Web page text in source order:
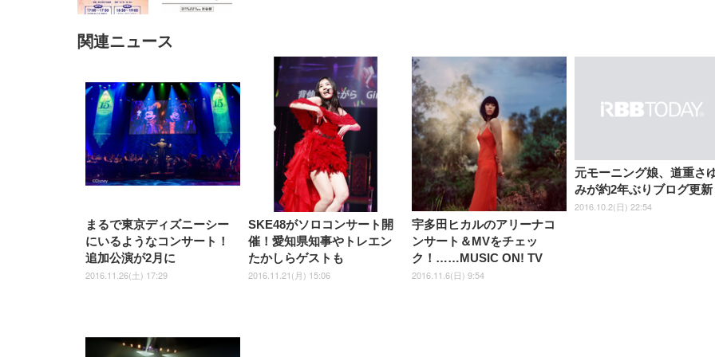
上げ式アームレスト コンパク
ト 約105度ロッキング pc 事務
椅子 360度回転 座面昇降 強化
ナイロン樹脂ベース 通気性メ
ッシュ 在宅ワーク H-
WY01(黒網+黒枠+黒足)
￥5,699
SIHOO B100 オフィスチェア
／デスクチェア メッシュチェ
ア 人間工学 疲れない ブラッ
ク
￥27,999
Sezlife オフィスチェア デスク
チェア 疲れない テレワーク
チェア 強化バックレスト 30
度ロッキング機能 人間工学 椅
子 腰サポート 90度跳ね上げ
式アームレスト 3Dヘッドレス
ト ハンガー付き 高反発クッシ
ョン PCチェア 通気性メッシ
ュ ゲーミング/勉強/事務用 お
しゃれ パソコンチェア (ブラ
ック)
Sezlife オフィスチェア デスク
チェア 疲れない テレワーク
ロッキング機能 人間工学 椅子
腰サポート 90度跳ね上げ式ア
ームレスト 3Dヘッドレスト
ハンガー付き 高反発クッショ
ン PCチェア 通気性メッシュ
ゲーミング/勉強/事務用 おし
ゃれ パソコンチェア (ホワイ
ト)
￥7,680
ス圧無段階昇降 360度
￥4,139
EV3240X-WT | 31.5型4K
UHD・USB Type-C・ホワイ
￥105,595
EIZO ビジネス向けプレミア
ムモニター | FlexScan
EV2740X-WT | 27.0型4K
UHD・USB Type-C・ホワイ
ト
￥109,572
【純正品】27"ゲーミングモ
ニター DualSense 充電フッ
ク付き（CFI-ZDM1J）
￥49,979
【整備済み品】Dell
E2724HS 27インチ 液晶モ
ニター フル
HD（1920×1080）VA 非光
沢 HDMI/DisplayPort/VGA
スピーカー内蔵 高さ調整 ス
イベル VESA対応
ComfortView ビジネス向け
￥15,800
【MiniLED/24.5inch/280Hz/
1ms FHD 量子ドット 残像低減
年保証 | 輝点保証 | 日本メーカ
￥34,980
捨て 無香料 ホワイト 300枚
￥3,373
Amazonベーシック ペットシ
ーツ 厚型 ワイド 42枚x2袋(84
枚) ホワイト(吸収面:ライトブ
ルー)
￥3,234
ネオ・ルーライフ ネオ・オム
ツ L 中型犬用 26枚入り 単品
￥1,800
Smart Basic(スマートベーシ
ック) 【Amazon.co.jp限定】
ペットシーツ 超厚型 お徳用
ワイド 100枚入 (x 1) (ケース
販売)
￥3,670 ￥3,731
関連ニュース
まるで東京ディズニーシー
にいるようなコンサート！
追加公演が2月に
2016.11.26(土) 17:29
SKE48がソロコンサート開
催！愛知県知事やトレエン
たかしらゲストも
2016.11.21(月) 15:06
宇多田ヒカルのアリーナコ
ンサート＆MVをチェッ
ク！……MUSIC ON! TV
2016.11.6(日) 9:54
元モーニング娘、道重さ
みが約2年ぶりブログ更新
2016.10.2(日) 22:54